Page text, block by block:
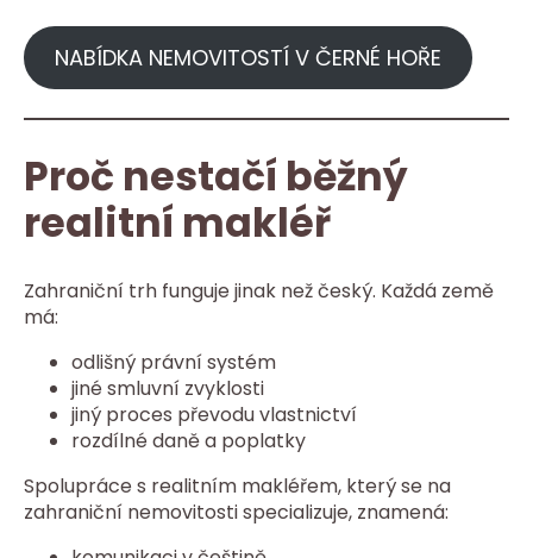
NABÍDKA NEMOVITOSTÍ V ČERNÉ HOŘE
Proč nestačí běžný
realitní makléř
Zahraniční trh funguje jinak než český. Každá země
má:
odlišný právní systém
jiné smluvní zvyklosti
jiný proces převodu vlastnictví
rozdílné daně a poplatky
Spolupráce s realitním makléřem, který se na
zahraniční nemovitosti specializuje, znamená: